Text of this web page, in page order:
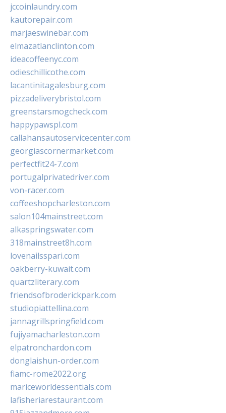
jccoinlaundry.com
kautorepair.com
marjaeswinebar.com
elmazatlanclinton.com
ideacoffeenyc.com
odieschillicothe.com
lacantinitagalesburg.com
pizzadeliverybristol.com
greenstarsmogcheck.com
happypawspl.com
callahansautoservicecenter.com
georgiascornermarket.com
perfectfit24-7.com
portugalprivatedriver.com
von-racer.com
coffeeshopcharleston.com
salon104mainstreet.com
alkaspringswater.com
318mainstreet8h.com
lovenailsspari.com
oakberry-kuwait.com
quartzliterary.com
friendsofbroderickpark.com
studiopiattellina.com
jannagrillspringfield.com
fujiyamacharleston.com
elpatronchardon.com
donglaishun-order.com
fiamc-rome2022.org
mariceworldessentials.com
lafisheriarestaurant.com